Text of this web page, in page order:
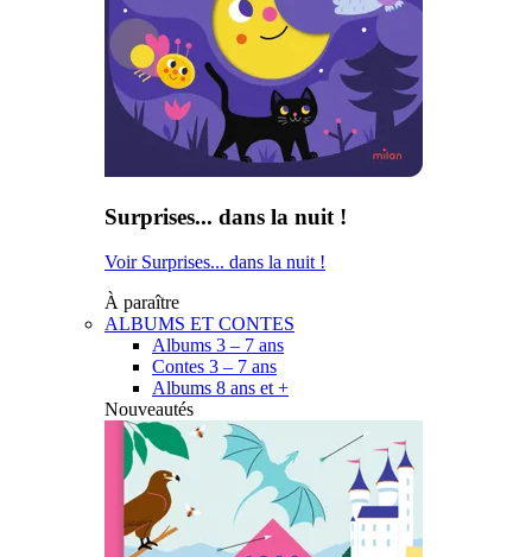
Surprises... dans la nuit !
Voir Surprises... dans la nuit !
À paraître
ALBUMS ET CONTES
Albums 3 – 7 ans
Contes 3 – 7 ans
Albums 8 ans et +
Nouveautés